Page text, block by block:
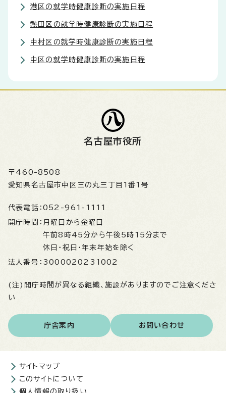
港区の就学時健康診断の実施日程
熱田区の就学時健康診断の実施日程
中村区の就学時健康診断の実施日程
中区の就学時健康診断の実施日程
名古屋市役所
〒460-8508
愛知県名古屋市中区三の丸三丁目1番1号
代表電話： 052-961-1111
開庁時間： 月曜日から金曜日
午前8時45分から午後5時15分まで
休日・祝日・年末年始を除く
法人番号： 3000020231002
(注)開庁時間が異なる組織、施設がありますのでご注意くださ
い
庁舎案内 お問い合わせ
サイトマップ
このサイトについて
個人情報の取り扱い